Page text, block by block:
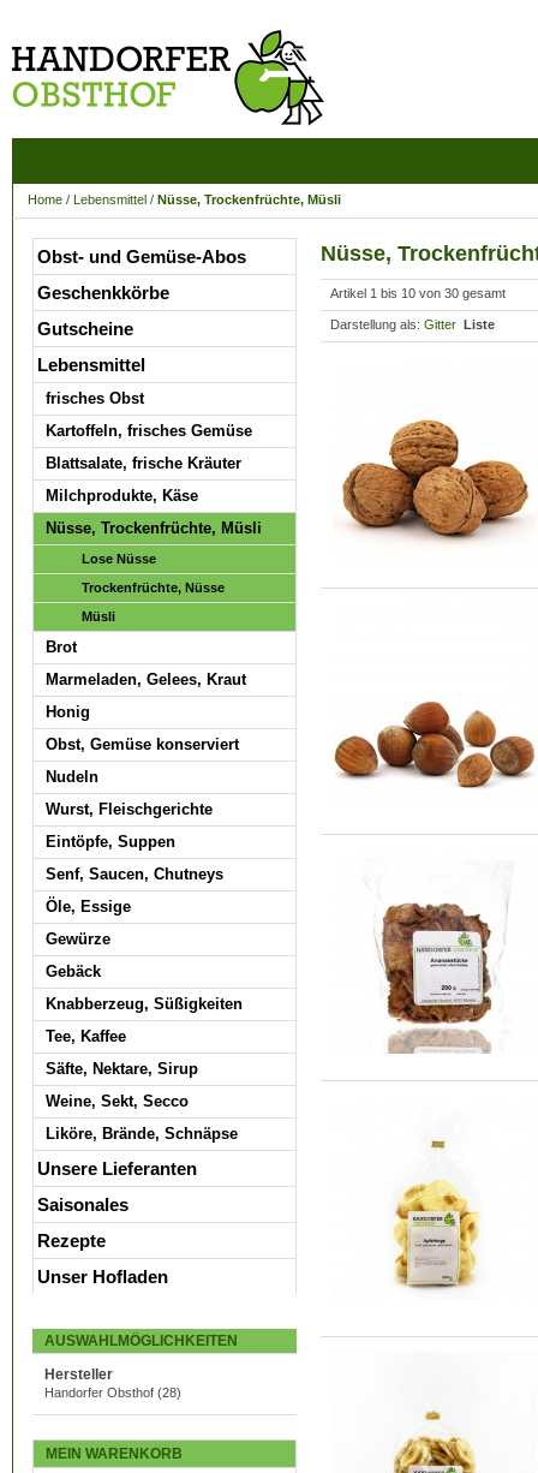
Home / Lebensmittel / Nüsse, Trockenfrüchte, Müsli
Nüsse,
Artikel 1 bis 10 von 30 gesamt
Darstellung als: Gitter Liste
Obst- und Gemüse-Abos
Geschenkkörbe
Gutscheine
Lebensmittel
frisches Obst
Kartoffeln, frisches Gemüse
Blattsalate, frische Kräuter
Milchprodukte, Käse
Nüsse, Trockenfrüchte, Müsli
Lose Nüsse
Trockenfrüchte, Nüsse
Müsli
Brot
Marmeladen, Gelees, Kraut
Honig
Obst, Gemüse konserviert
Nudeln
Wurst, Fleischgerichte
Eintöpfe, Suppen
Senf, Saucen, Chutneys
Öle, Essige
Gewürze
Gebäck
Knabberzeug, Süßigkeiten
Tee, Kaffee
Säfte, Nektare, Sirup
Weine, Sekt, Secco
Liköre, Brände, Schnäpse
Unsere Lieferanten
Saisonales
Rezepte
Unser Hofladen
AUSWAHLMÖGLICHKEITEN
Hersteller
Handorfer Obsthof (28)
MEIN WARENKORB